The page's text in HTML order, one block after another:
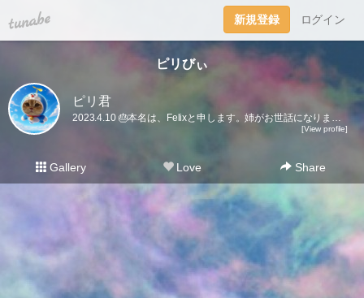
tuna.be 新規登録 ログイン
ピリびぃ
ピリ君
2023.4.10 🎂本名は、Felixと申します。姉がお世話になりました。姉も時々くるので、引き続きよろしくお願い致します。🤗
[View profile]
Gallery Love Share